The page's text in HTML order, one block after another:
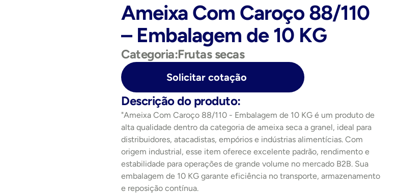
Ameixa Com Caroço 88/110
– Embalagem de 10 KG
Categoria:Frutas secas
Solicitar cotação
Descrição do produto:
"Ameixa Com Caroço 88/110 - Embalagem de 10 KG é um produto de
alta qualidade dentro da categoria de ameixa seca a granel, ideal para
distribuidores, atacadistas, empórios e indústrias alimentícias. Com
origem industrial, esse item oferece excelente padrão, rendimento e
estabilidade para operações de grande volume no mercado B2B. Sua
embalagem de 10 KG garante eficiência no transporte, armazenamento
e reposição contínua.